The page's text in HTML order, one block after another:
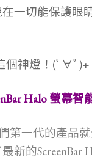
一切能保護眼
個神燈！(ﾟ∀ﾟ)+
Halo 螢幕智
第一代的產品
新的ScreenBar